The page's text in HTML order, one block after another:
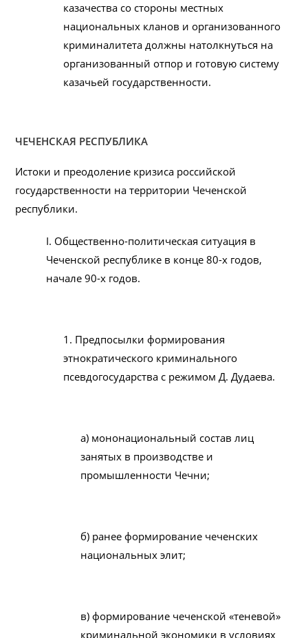
казачества со стороны местных
национальных кланов и организованного
криминалитета должны натолкнуться на
организованный отпор и готовую систему
казачьей государственности.
ЧЕЧЕНСКАЯ РЕСПУБЛИКА
Истоки и преодоление кризиса российской
государственности на территории Чеченской
республики.
I. Общественно-политическая ситуация в
Чеченской республике в конце 80-х годов,
начале 90-х годов.
1. Предпосылки формирования
этнократического криминального
псевдогосударства с режимом Д. Дудаева.
а) мононациональный состав лиц
занятых в производстве и
промышленности Чечни;
б) ранее формирование чеченских
национальных элит;
в) формирование чеченской «теневой»
криминальной экономики в условиях